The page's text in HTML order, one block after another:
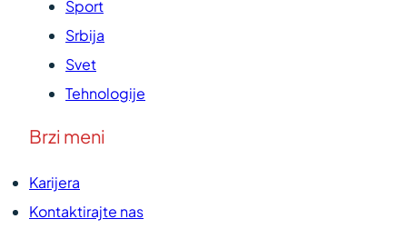
Sport
Srbija
Svet
Tehnologije
Brzi meni
Karijera
Kontaktirajte nas